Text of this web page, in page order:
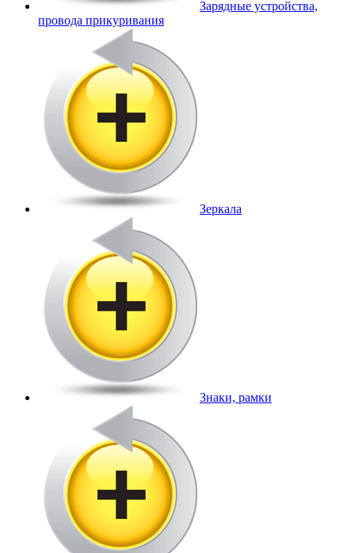
Зарядные устройства,
провода прикуривания
Зеркала
Знаки, рамки